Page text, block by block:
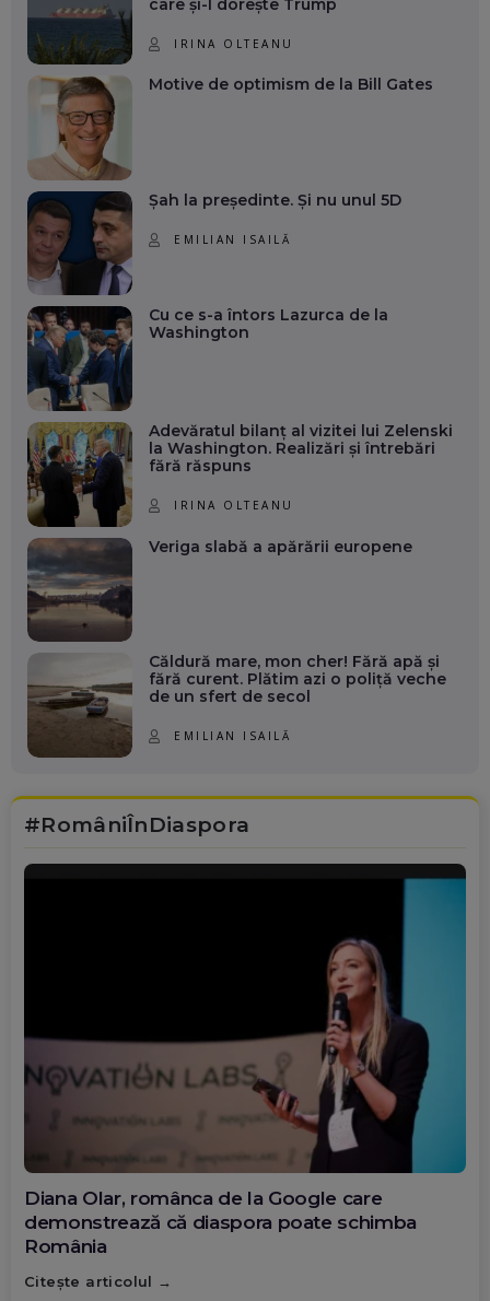
care și-l dorește Trump
IRINA OLTEANU
Motive de optimism de la Bill Gates
Șah la președinte. Și nu unul 5D
EMILIAN ISAILĂ
Cu ce s-a întors Lazurca de la
Washington
Adevăratul bilanț al vizitei lui Zelenski
la Washington. Realizări și întrebări
fără răspuns
IRINA OLTEANU
Veriga slabă a apărării europene
Căldură mare, mon cher! Fără apă și
fără curent. Plătim azi o poliță veche
de un sfert de secol
EMILIAN ISAILĂ
#RomâniÎnDiaspora
Diana Olar, românca de la Google care
demonstrează că diaspora poate schimba
România
Citește articolul